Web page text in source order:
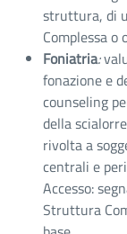
struttura, di
Complessa
Foniatria:
fonazione e
counseling
della
rivolta a
centrali e
Accesso:
Struttura